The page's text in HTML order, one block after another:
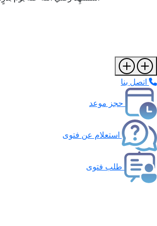
اتصل بنا
حجز موعد
استعلام عن فتوى
طلب فتوى